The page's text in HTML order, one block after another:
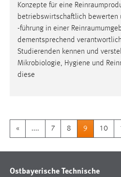
Konzepte für eine
betriebswirtschaftlich bewerten
-führung in einer
dementsprechend
Studierenden kennen und
Mikrobiologie, Hygiene und
diese
« .... 7 8 9 10
Ostbayerische Technische